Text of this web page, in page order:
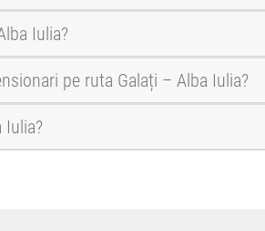
Iulia?
pe ruta Galați – Alba Iulia?